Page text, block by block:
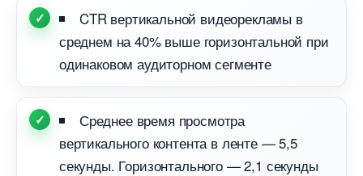
CTR вертикальной видеорекламы
среднем на 40% выше горизонтальной при
одинаковом аудиторном сегменте
Среднее время просмотра
ертикального контента в ленте — 5,5
секунды. Горизонтального — 2,1 секунды